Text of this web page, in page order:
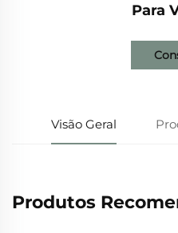
Para
Visão Geral
Produtos